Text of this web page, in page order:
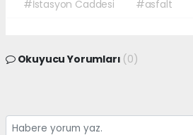
#İstasyon Caddesi
#asfalt
Okuyucu Yorumları (0)